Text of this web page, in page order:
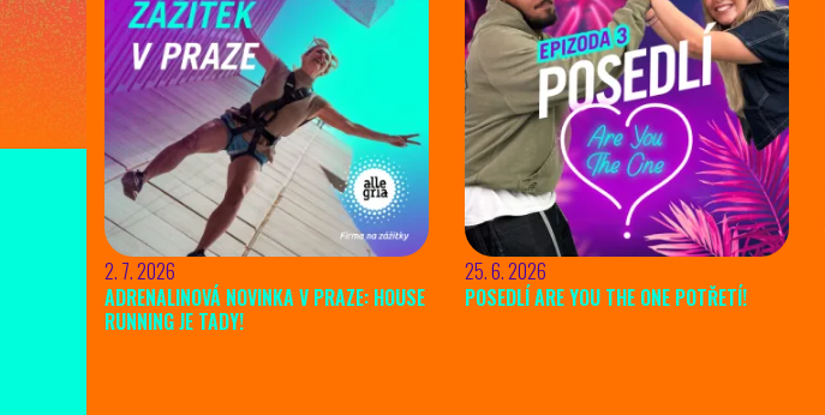
2. 7. 2026
ADRENALINOVÁ NOVINKA V PRAZE: HOUSE
RUNNING JE TADY!
25. 6. 2026
POSEDLÍ ARE YOU THE ONE POTŘETÍ!